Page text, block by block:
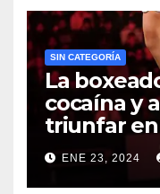
SIN CATEGORÍA
La
cocaína y
triunfar
ENE 23, 2024